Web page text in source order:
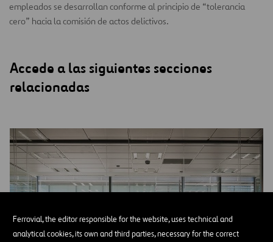
Ferrovial, the editor responsible for the website, uses technical and
analytical cookies, its own and third parties, necessary for the correct
empleados se desarrollan conforme al principio de “tolerancia
cero” hacia la comisión de actos delictivos.
Accede a las siguientes secciones
relacionadas